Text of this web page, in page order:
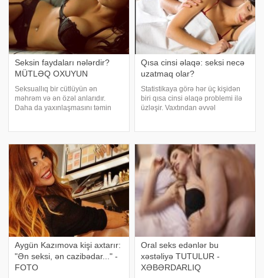
Seksin faydaları nələrdir?
MÜTLƏQ OXUYUN
Seksuallıq bir cütlüyün ən
məhrəm və ən özəl anlarıdır.
Daha da yaxınlaşmasını təmin
faydalıdır. Sevgi ilə yaşanan seks,
bütün bədən
Qısa cinsi əlaqə: seksi necə
uzatmaq olar?
Statistikaya görə hər üç kişidən
biri qısa cinsi əlaqə problemi ilə
üzləşir. Vaxtından əvvəl
uyğunsuzluqdur. Cinsi əlaqədə
ən vacib olan şe
Aygün Kazımova kişi axtarır:
"Ən seksi, ən cazibədar..." -
FOTO
Oral seks edənlər bu
xəstəliyə TUTULUR -
XƏBƏRDARLIQ